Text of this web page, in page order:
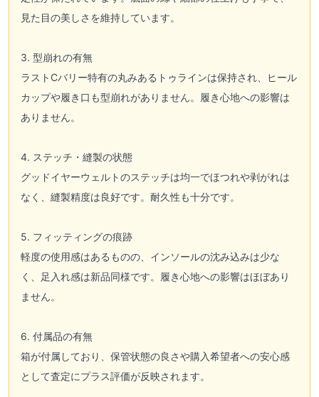
見た目の美しさを維持しています。
3. 型崩れの有無
ラストCバリー特有の丸みあるトゥラインは保持され、ヒール
カップや履き口も型崩れがありません。履き心地への影響は
ありません。
4. ステッチ・縫製の状態
グッドイヤーウェルトのステッチは均一でほつれや剥がれは
なく、縫製精度は良好です。耐久性も十分です。
5. フィッティングの痕跡
軽度の使用感はあるものの、インソールの沈み込みは少な
く、足入れ感は新品同様です。履き心地への影響はほぼあり
ません。
6. 付属品の有無
箱が付属しており、保管状態の良さや購入希望者への安心感
として査定にプラス評価が反映されます。